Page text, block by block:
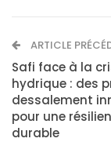
ARTICLE
Safi face à la
hydrique : des
dessalement
pour une
durable